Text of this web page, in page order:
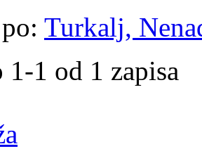
Turkalj,
1-1 od 1 zapisa